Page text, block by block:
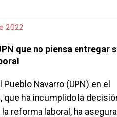
2022
que no piensa entregar
Navarro (UPN) en el
que ha incumplido la
reforma laboral, ha